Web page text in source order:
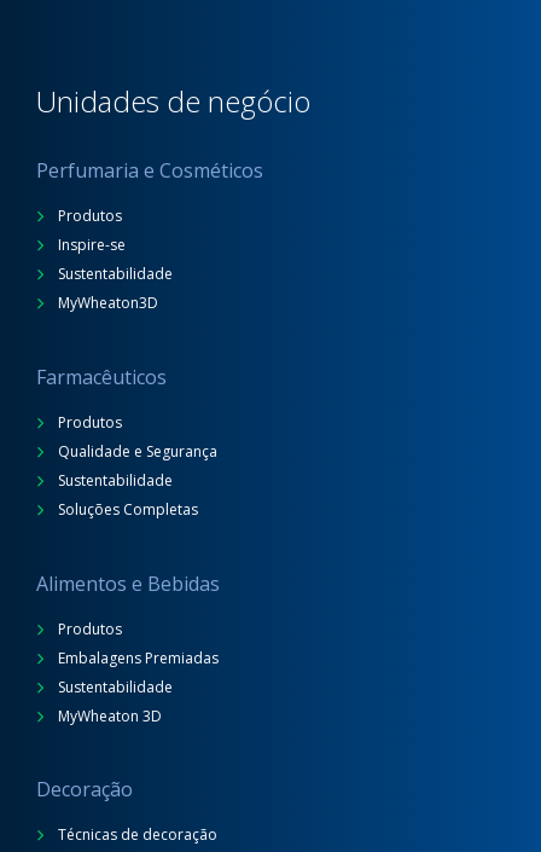
Unidades de negócio
Perfumaria e Cosméticos
Produtos
Inspire-se
Sustentabilidade
MyWheaton3D
Farmacêuticos
Produtos
Qualidade e Segurança
Sustentabilidade
Soluções Completas
Alimentos e Bebidas
Produtos
Embalagens Premiadas
Sustentabilidade
MyWheaton 3D
Decoração
Técnicas de decoração